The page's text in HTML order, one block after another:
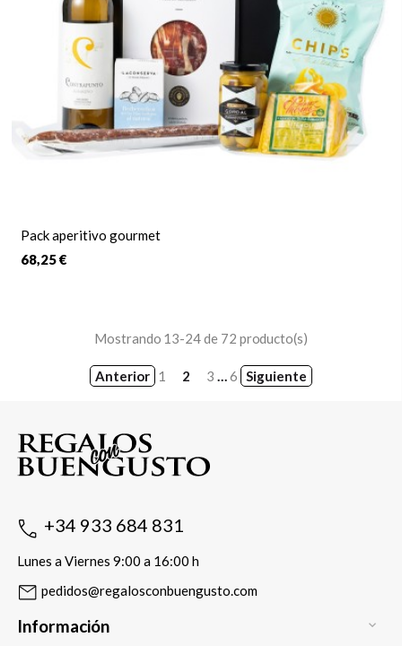
Pack aperitivo gourmet
68,25 €
Mostrando 13-24 de 72 producto(s)
Anterior 1 2 3 …6 Siguiente
+34 933 684 831
Lunes a Viernes 9:00 a 16:00 h
pedidos@regalosconbuengusto.com
Información 